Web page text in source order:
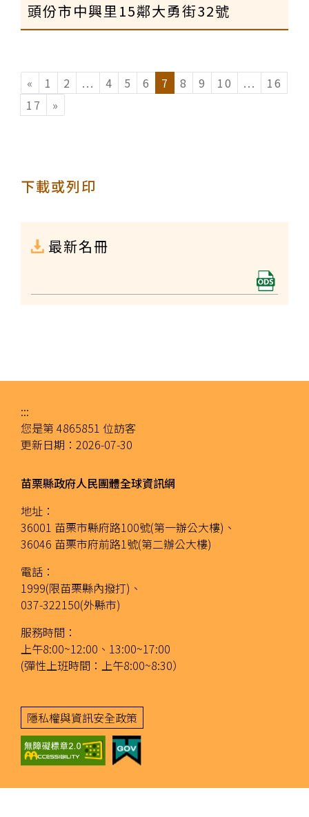
頭份市中興里15鄰大勇街32號
« 1 2 ... (current)
4 5 6 7 8 9 10 ...
16
17
»
下載或列印
最新名冊
:::
您是第 4865851 位訪客
更新日期： 2026-07-30
苗栗縣政府人民團體全球資訊網
地址：
36001 苗栗市縣府路100號(第一辦公大樓)、
36046 苗栗市府前路1號(第二辦公大樓)
電話：
1999(限苗栗縣內撥打)、
037-322150(外縣市)
服務時間：
上午8:00~12:00、13:00~17:00
(彈性上班時間：上午8:00~8:30）
隱私權與資訊安全政策